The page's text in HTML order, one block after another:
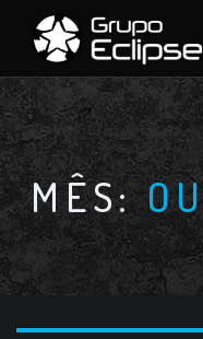
p
t
o
c
o
n
t
e
MÊS: